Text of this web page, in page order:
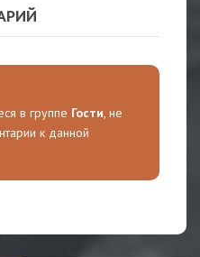
в группе Гости, не
к данной